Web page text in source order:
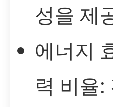
성을 제
에너지
력 비율